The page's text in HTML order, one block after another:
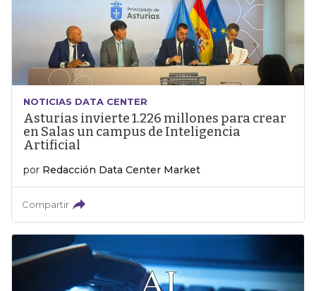
NOTICIAS DATA CENTER
Asturias invierte 1.226 millones para crear
en Salas un campus de Inteligencia
Artificial
por Redacción Data Center Market
Compartir